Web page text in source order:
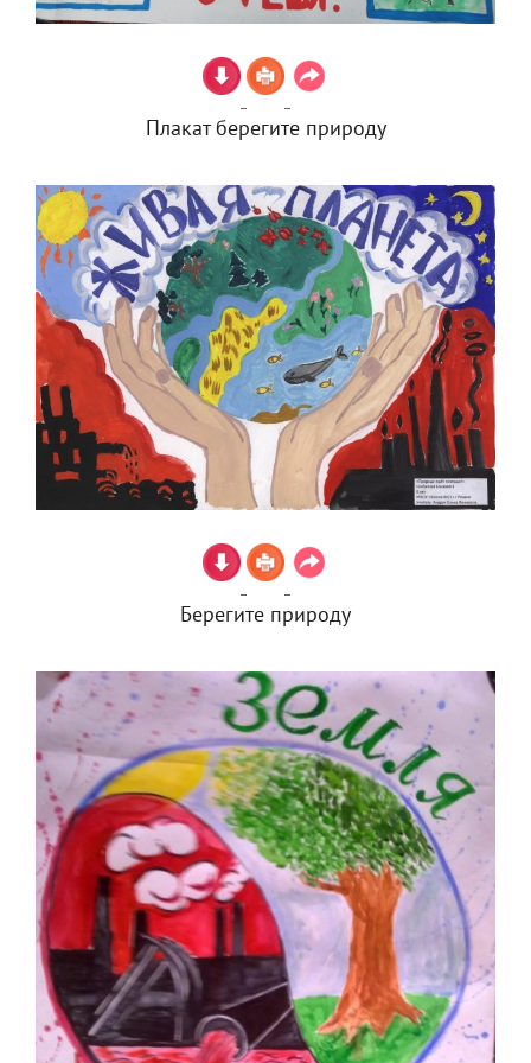
Плакат берегите природу
Берегите природу